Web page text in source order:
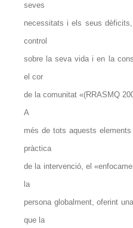
seves
necessitats i els seus
control
sobre la seva vida i en la
el cor
de la comunitat «(RRASMQ
A
més de tots aquests
pràctica
de la intervenció, el
la
persona globalment, oferint
que la